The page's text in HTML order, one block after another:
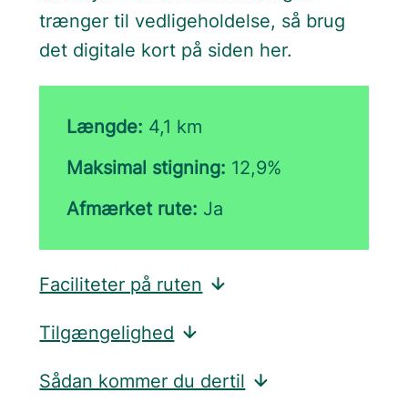
trænger til vedligeholdelse, så brug
det digitale kort på siden her.
Længde: 4,1 km
Maksimal stigning: 12,9%
Afmærket rute: Ja
Faciliteter på ruten
Tilgængelighed
Sådan kommer du dertil